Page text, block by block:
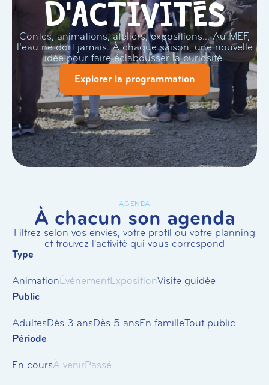
d'activités
Contes, animations, ateliers, expositions… Au MEF,
l’eau ne dort jamais. À chaque saison, une nouvelle
idée pour faire éclabousser la curiosité.
Explorer la programmation
AGENDA
À chacun son agenda
Filtrez selon vos envies, votre profil ou votre planning
et trouvez l'activité qui vous correspond
Type
AnimationÉvénementExpositionVisite guidée
Public
AdultesDès 3 ansDès 5 ansEn familleTout public
Période
En coursÀ venirPassé